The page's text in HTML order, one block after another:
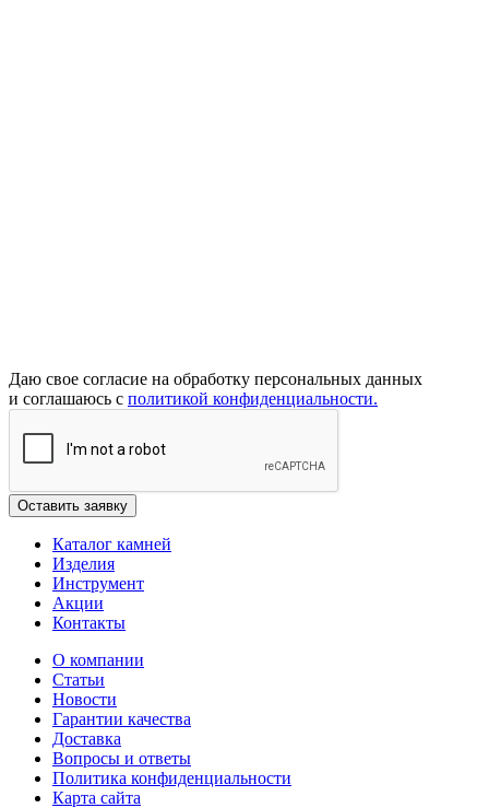
Даю свое согласие на обработку персональных данных
и соглашаюсь с политикой конфиденциальности.
Каталог камней
Изделия
Инструмент
Акции
Контакты
О компании
Статьи
Новости
Гарантии качества
Доставка
Вопросы и ответы
Политика конфиденциальности
Карта сайта